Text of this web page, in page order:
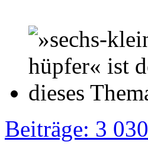
Beiträge: 3 030